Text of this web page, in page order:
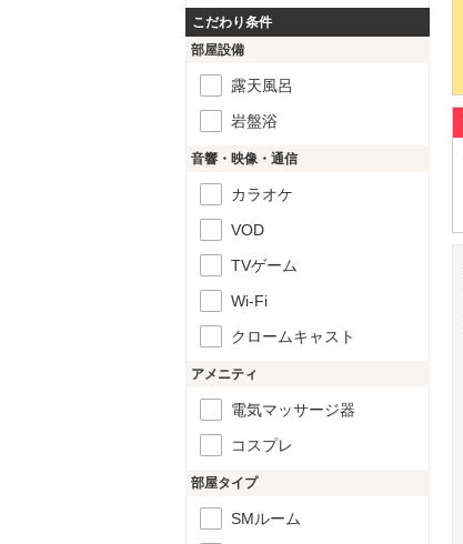
こだわり条件
部屋設備
露天風呂
岩盤浴
音響・映像・通信
カラオケ
VOD
TVゲーム
Wi-Fi
クロームキャスト
アメニティ
電気マッサージ器
コスプレ
部屋タイプ
SMルーム